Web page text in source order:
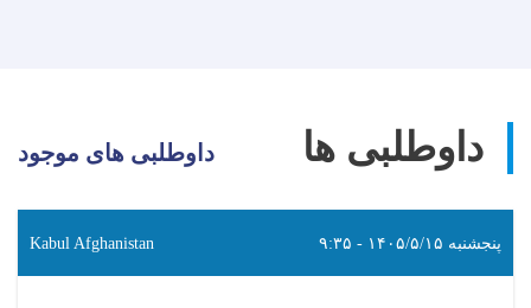
داوطلبی ها داوطلبی های موجود
پنجشنبه ۱۴۰۵/۵/۱۵ - ۹:۳۵ Kabul Afghanistan